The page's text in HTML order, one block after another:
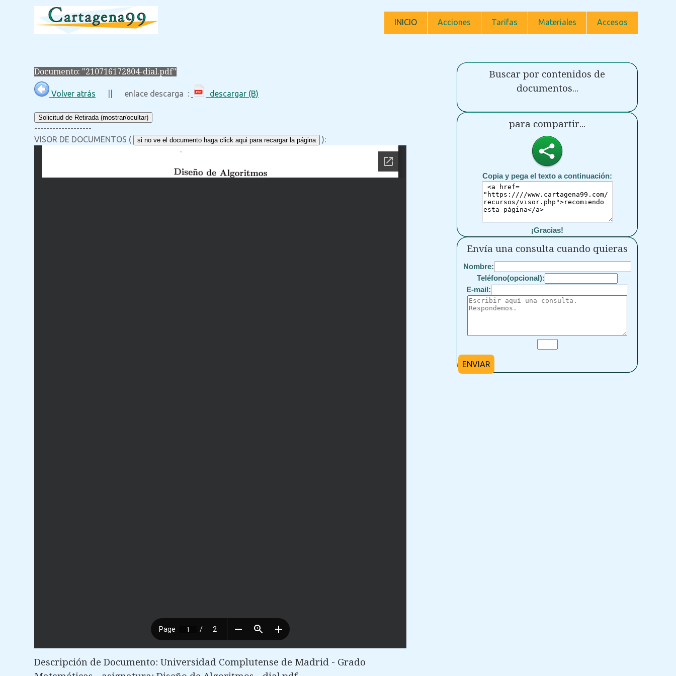
INICIO Acciones Tarifas Materiales Accesos
Documento: "210716172804-dial.pdf"
Volver atrás || enlace descarga : descargar (B)
Solicitud de Retirada (mostrar/ocultar)
-------------------
VISOR DE DOCUMENTOS (
si no ve el documento haga click aqui para recargar la página ):
Descripción de Documento: Universidad Complutense de Madrid - Grado
Buscar por contenidos de
documentos...
para compartir...
Copia y pega el texto a continuación:
¡Gracias!
Envía una consulta cuando quieras
Nombre:
Teléfono(opcional):
E-mail:
ENVIAR